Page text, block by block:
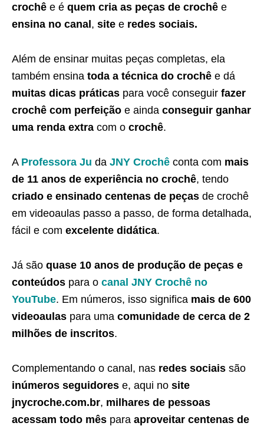
crochê e é quem cria as peças de crochê e
ensina no canal, site e redes sociais.
Além de ensinar muitas peças completas, ela
também ensina toda a técnica do crochê e dá
muitas dicas práticas para você conseguir fazer
crochê com perfeição e ainda conseguir ganhar
uma renda extra com o crochê.
A Professora Ju da JNY Crochê conta com mais
de 11 anos de experiência no crochê, tendo
criado e ensinado centenas de peças de crochê
em videoaulas passo a passo, de forma detalhada,
fácil e com excelente didática.
Já são quase 10 anos de produção de peças e
conteúdos para o canal JNY Crochê no
YouTube. Em números, isso significa mais de 600
videoaulas para uma comunidade de cerca de 2
milhões de inscritos.
Complementando o canal, nas redes sociais são
inúmeros seguidores e, aqui no site
jnycroche.com.br, milhares de pessoas
acessam todo mês para aproveitar centenas de